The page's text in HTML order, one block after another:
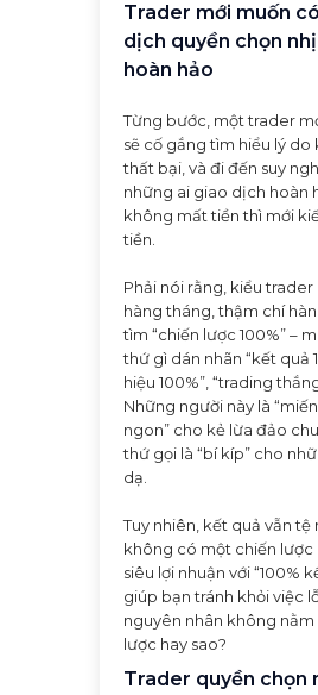
Trader mới muốn
dịch quyền chọn
hoàn hảo
Từng bước, một trader
sẽ cố gắng tìm hiểu lý do
thất bại, và đi đến suy
những ai giao dịch hoàn
không mất tiền thì mới
tiền.
Phải nói rằng, kiểu trader
hàng tháng, thậm chí
tìm “chiến lược 100%” –
thứ gì dán nhãn “kết quả
hiệu 100%”, “trading
Những người này là
ngon” cho kẻ lừa đảo
thứ gọi là “bí kíp” cho
dạ.
Tuy nhiên, kết quả vẫn tệ
không có một chiến lược
siêu lợi nhuận với “100%
giúp bạn tránh khỏi việc
nguyên nhân không nằm
lược hay sao?
Trader quyền chọn